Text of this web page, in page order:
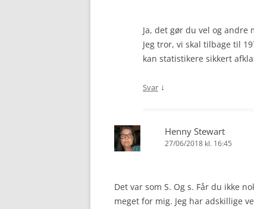
Ja, det gør du vel og
Jeg tror, vi skal tilbage til
kan statistikere sikkert
Svar ↓
Henny Stewart
27/06/2018 kl. 16:45
Det var som S. Og s. Får du ikke
meget for mig. Jeg har adskillige